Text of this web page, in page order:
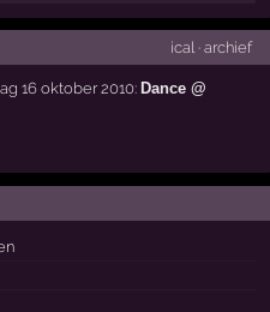
ical · archief
16 oktober 2010: Dance @